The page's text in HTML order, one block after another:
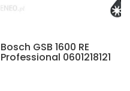
Bosch GSB 1600 RE
Professional 0601218121